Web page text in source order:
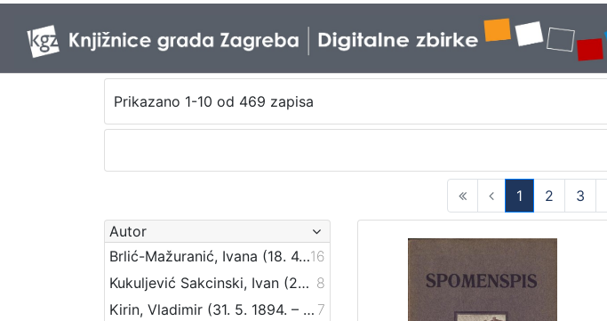
Prikazano 1-10 od 469 zapisa
1
(current)
2 3
Autor
Brlić-Mažuranić, Ivana (18. 4. 1874. – 21. 9. 1938.)16
Kukuljević Sakcinski, Ivan (29. 5. 1816. – 1. 8. 1889.) 8
Kirin, Vladimir (31. 5. 1894. – 5. 10. 1963.) 7